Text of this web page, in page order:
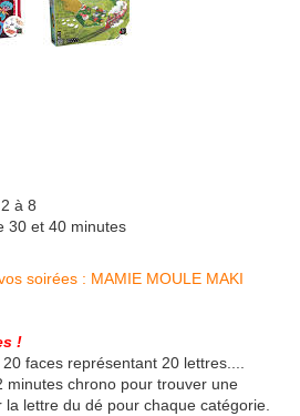
à 8
30 et 40 minutes
!
faces représentant 20 lettres....
minutes chrono pour trouver une
lettre du dé pour chaque catégorie.